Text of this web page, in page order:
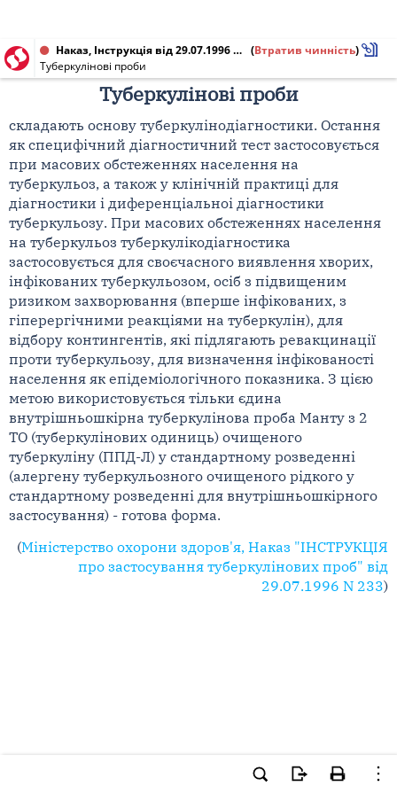
Наказ, Інструкція від 29.07.1996 № 233 (Втратив чинність)
Туберкулінові проби